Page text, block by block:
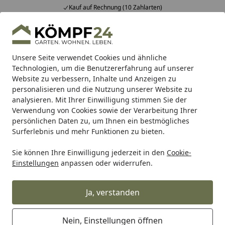
Unsere Seite verwendet Cookies und ähnliche
Technologien, um die Benutzererfahrung auf unserer
Website zu verbessern, Inhalte und Anzeigen zu
personalisieren und die Nutzung unserer Website zu
analysieren. Mit Ihrer Einwilligung stimmen Sie der
Verwendung von Cookies sowie der Verarbeitung Ihrer
persönlichen Daten zu, um Ihnen ein bestmögliches
Surferlebnis und mehr Funktionen zu bieten.
Sie können Ihre Einwilligung jederzeit in den Cookie-
Einstellungen anpassen oder widerrufen.
Ja, verstanden
Nein, Einstellungen öffnen
Kauf auf Rechnung (10 Zahlarten)
Alle Produkte
Mein Konto
Suchen
Startseite
Vizio Vorfensterarmatur Wasserhahn Vorfenster
Wasserhahn Vorfenster
Küchenarmatur, Umklappbar 6 CM,
mit 360° schwenkbarem Auslauf,
abnehmbare 2 strahl Handbrause,
Verchromt / Grau